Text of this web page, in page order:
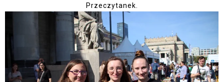
Przeczytanek.